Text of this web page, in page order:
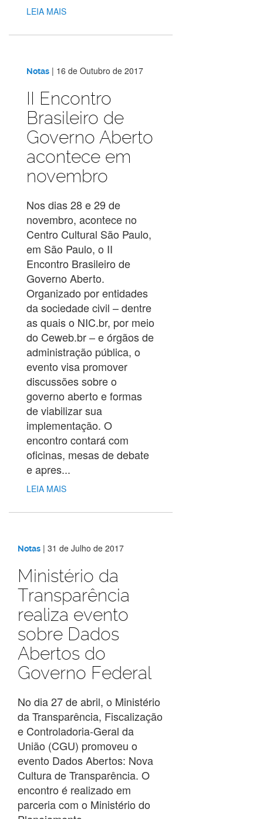
LEIA MAIS
Notas | 16 de Outubro de 2017
II Encontro
Brasileiro de
Governo Aberto
acontece em
novembro
Nos dias 28 e 29 de
novembro, acontece no
Centro Cultural São Paulo,
em São Paulo, o II
Encontro Brasileiro de
Governo Aberto.
Organizado por entidades
da sociedade civil – dentre
as quais o NIC.br, por meio
do Ceweb.br – e órgãos de
administração pública, o
evento visa promover
discussões sobre o
governo aberto e formas
de viabilizar sua
implementação. O
encontro contará com
oficinas, mesas de debate
e apres...
LEIA MAIS
Notas | 31 de Julho de 2017
Ministério da
Transparência
realiza evento
sobre Dados
Abertos do
Governo Federal
No dia 27 de abril, o Ministério
da Transparência, Fiscalização
e Controladoria-Geral da
União (CGU) promoveu o
evento Dados Abertos: Nova
Cultura de Transparência. O
encontro é realizado em
parceria com o Ministério do